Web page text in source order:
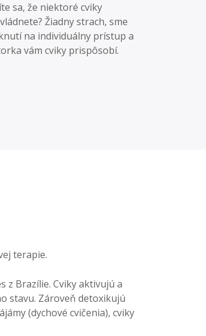
sa, že niektoré cviky
Žiadny strach, sme
na individuálny prístup a
vám cviky prispôsobí.
terapie.
z Brazílie. Cviky aktivujú a
stavu. Zároveň detoxikujú
(dychové cvičenia), cviky